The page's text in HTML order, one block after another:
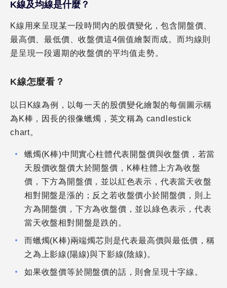
K線及均線是什麼？
K線用來呈現某一段時間內的股價變化，包含開盤價、
最高價、最低價、收盤價這4個值繪製而成。而均線則
是呈現一段週期的收盤價的平均值走勢。
K線怎麼看？
以日K線為例，以每一天的股價變化繪製的每個圖示稱
為K棒，因長的很像蠟燭，英文稱為 candlestick
chart。
蠟燭(K棒)中間實心柱體代表開盤價與收盤價，若當
天股價收盤價大於開盤價，K棒柱體上方為收盤
價，下方為開盤價，並以紅色表示，代表當天收盤
相對開盤是漲的；反之若收盤價小於開盤價，則上
方為開盤價，下方為收盤價，並以綠色表示，代表
當天收盤相對開盤是跌的。
而蠟燭(K棒)兩端燭芯則是代表最高價與最低價，稱
之為上影線(陽線)與下影線(陰線)。
如果收盤價等於開盤價的話，則會呈現十字線。